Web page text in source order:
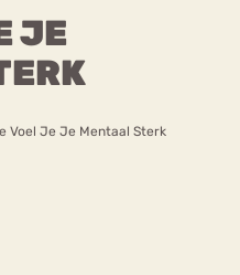
JE
Voel Je Je Mentaal Sterk